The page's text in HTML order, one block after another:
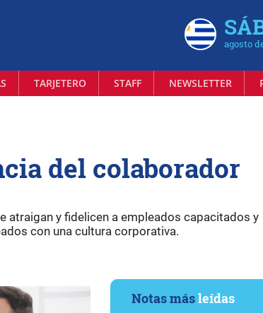
agosto
TARJETERO STAFF NEWSLETTER
del colaborador
atraigan y fidelicen a empleados capacitados y
con una cultura corporativa.
Notas másleídas